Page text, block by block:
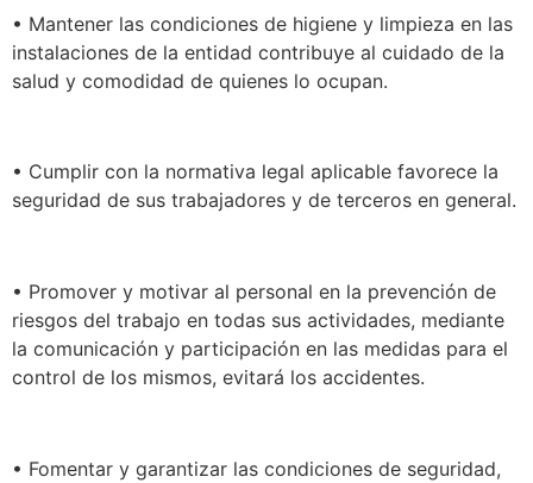
• Mantener las condiciones de higiene y limpieza en las
instalaciones de la entidad contribuye al cuidado de la
salud y comodidad de quienes lo ocupan.
• Cumplir con la normativa legal aplicable favorece la
seguridad de sus trabajadores y de terceros en general.
• Promover y motivar al personal en la prevención de
riesgos del trabajo en todas sus actividades, mediante
la comunicación y participación en las medidas para el
control de los mismos, evitará los accidentes.
• Fomentar y garantizar las condiciones de seguridad,